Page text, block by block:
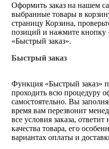
Оформить заказ на нашем
выбранные товары в
страницу Корзина,
позиций и нажмите кнопку
«Быстрый заказ».
Быстрый заказ
Функция «Быстрый заказ»
проходить всю процедуру
самостоятельно. Вы
время вам перезвонит
все условия заказа,
качества товара, его
вариантах оплаты и